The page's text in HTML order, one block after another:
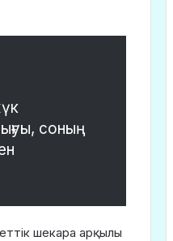
соның
шекара арқылы